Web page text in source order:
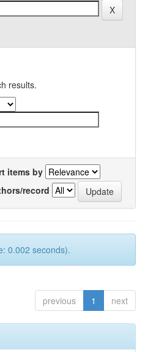
results.
items by
record
0.002 seconds).
previous 1 next